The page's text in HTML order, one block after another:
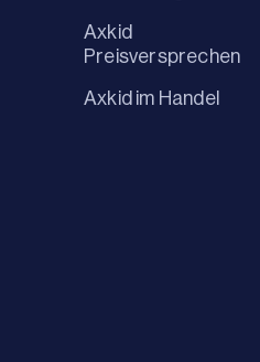
Axkid
Preisversprechen
Axkid im Handel